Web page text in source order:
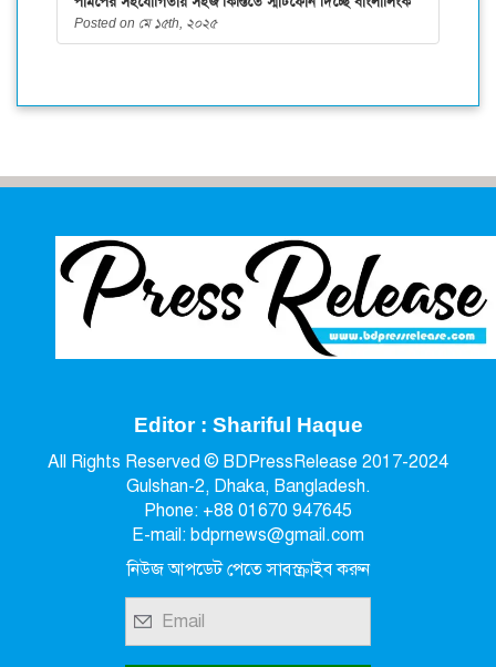
Posted on মে ১৫th, ২০২৫
Editor : Shariful Haque
All Rights Reserved © BDPressRelease 2017-2024
Gulshan-2, Dhaka, Bangladesh.
Phone: +88 01670 947645
E-mail: bdprnews@gmail.com
নিউজ আপডেট পেতে সাবস্ক্রাইব করুন